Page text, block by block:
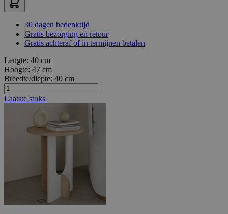
30 dagen bedenktijd
Gratis bezorging en retour
Gratis achteraf of in termijnen betalen
Lengte: 40 cm
Hoogte: 47 cm
Breedte/diepte: 40 cm
Laatste stuks